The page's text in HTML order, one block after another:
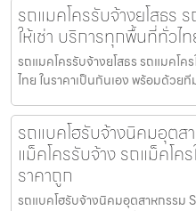
รถแมคโครรับจ้างยโสธร
ให้เช่า บริการทุกพื้นที่ทั่วไ
รถแมคโครรับจ้างยโสธร รถแมคโค
ไทย ในราคาเป็นกันเอง พร้อมด้วย
รถแบคโฮรับจ้างนิคมอุต
แม็คโครรับจ้าง รถแม็คโค
ราคาถูก
รถแบคโฮรับจ้างนิคมอุตสาหกรรม